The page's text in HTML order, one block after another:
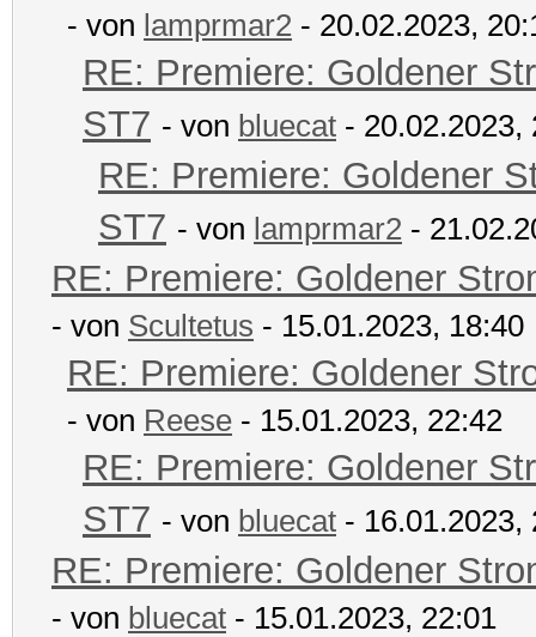
- von lamprmar2 - 20.02.2023,
RE: Premiere: Goldener
ST7 - von bluecat - 20.02.2023,
RE: Premiere: Goldener
ST7 - von lamprmar2 -
RE: Premiere: Goldener
- von Scultetus - 15.01.2023, 18:40
RE: Premiere: Goldener
- von Reese - 15.01.2023, 22:42
RE: Premiere: Goldener
ST7 - von bluecat - 16.01.2023,
RE: Premiere: Goldener
- von bluecat - 15.01.2023, 22:01